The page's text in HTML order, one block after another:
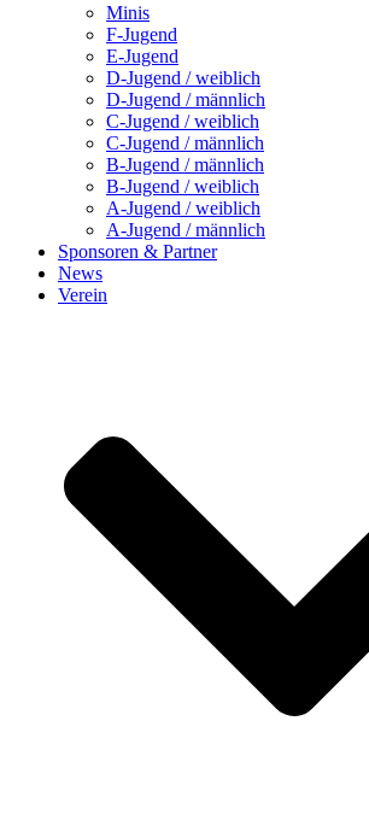
Minis
F-Jugend
E-Jugend
D-Jugend / weiblich
D-Jugend / männlich
C-Jugend / weiblich
C-Jugend / männlich
B-Jugend / männlich
B-Jugend / weiblich
A-Jugend / weiblich
A-Jugend / männlich
Sponsoren & Partner
News
Verein